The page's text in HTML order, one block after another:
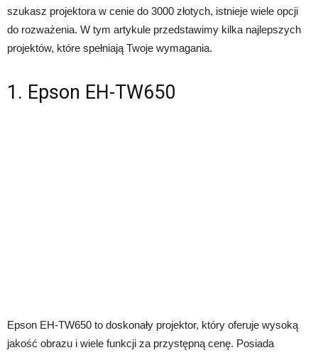
szukasz projektora w cenie do 3000 złotych, istnieje wiele opcji
do rozważenia. W tym artykule przedstawimy kilka najlepszych
projektów, które spełniają Twoje wymagania.
1. Epson EH-TW650
Epson EH-TW650 to doskonały projektor, który oferuje wysoką
jakość obrazu i wiele funkcji za przystępną cenę. Posiada